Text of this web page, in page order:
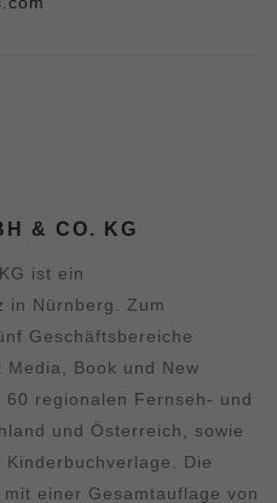
& CO. KG
ist ein
in Nürnberg. Zum
Geschäftsbereiche
Book und New
regionalen Fernseh- und
und Österreich, sowie
Die
einer Gesamtauflage von